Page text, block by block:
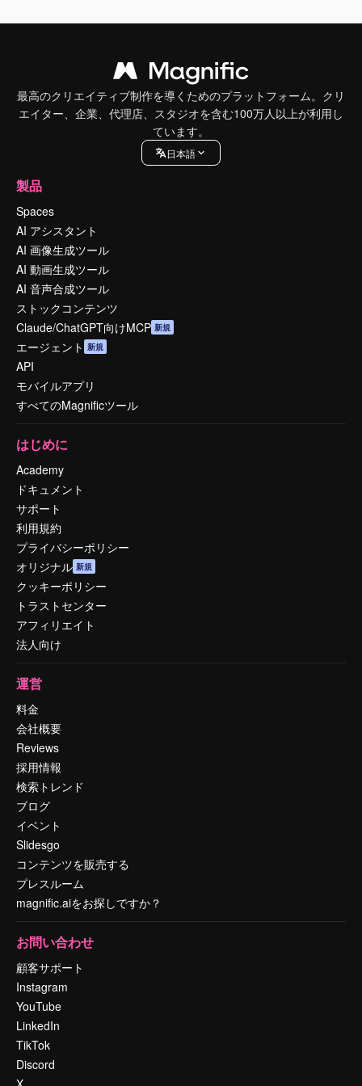
最高のクリエイティブ制作を導くためのプラットフォーム。クリ
エイター、企業、代理店、スタジオを含む100万人以上が利用し
ています。
日本語
製品
Spaces
AI アシスタント
AI 画像生成ツール
AI 動画生成ツール
AI 音声合成ツール
ストックコンテンツ
Claude/ChatGPT向けMCP 新規
エージェント 新規
API
モバイルアプリ
すべてのMagnificツール
はじめに
Academy
ドキュメント
サポート
利用規約
プライバシーポリシー
オリジナル 新規
クッキーポリシー
トラストセンター
アフィリエイト
法人向け
運営
料金
会社概要
Reviews
採用情報
検索トレンド
ブログ
イベント
Slidesgo
コンテンツを販売する
プレスルーム
magnific.aiをお探しですか？
お問い合わせ
顧客サポート
Instagram
YouTube
LinkedIn
TikTok
Discord